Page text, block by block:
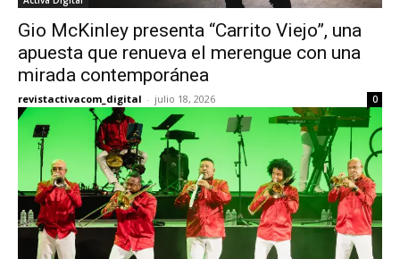
Gio McKinley presenta “Carrito Viejo”, una
apuesta que renueva el merengue con una
mirada contemporánea
revistactivacom_digital - julio 18, 2026 0